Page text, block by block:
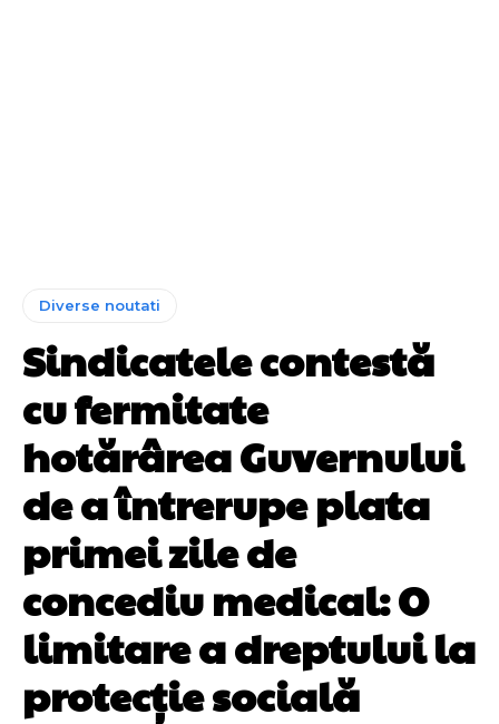
Diverse noutati
Sindicatele contestă
cu fermitate
hotărârea Guvernului
de a întrerupe plata
primei zile de
concediu medical: O
limitare a dreptului la
protecție socială